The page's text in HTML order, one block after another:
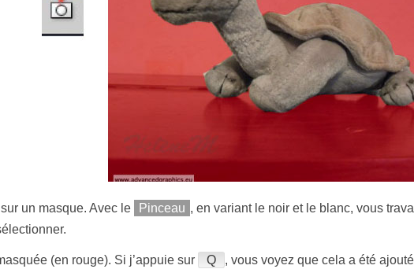
un masque. Avec le Pinceau , en variant le noir et le blanc, vous
(en rouge). Si j’appuie sur Q , vous voyez que cela a été